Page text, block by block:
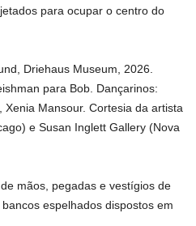
para ocupar o centro do
Driehaus Museum, 2026.
para Bob. Dançarinos:
Mansour. Cortesia da artista
e Susan Inglett Gallery (Nova
mãos, pegadas e vestígios de
espelhados dispostos em